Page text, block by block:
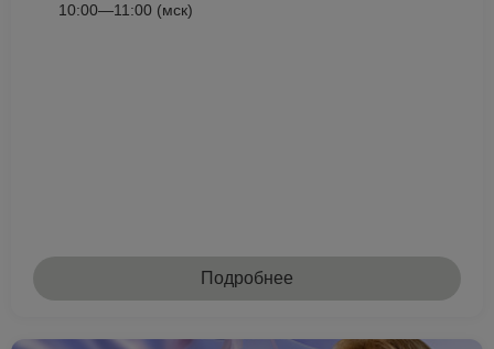
10:00—11:00 (мск)
Подробнее